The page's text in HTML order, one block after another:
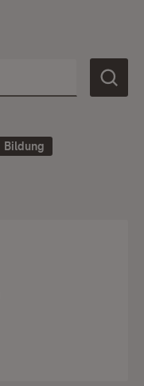
Bildung